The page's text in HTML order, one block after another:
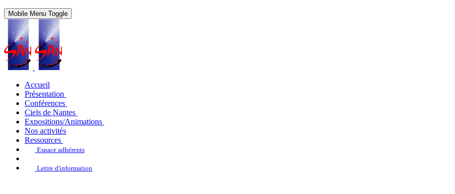
Mobile Menu Toggle
Accueil
Présentation
Conférences
Ciels de Nantes
Expositions/Animations
Nos activités
Ressources
Espace adhérents
Lettre d'information